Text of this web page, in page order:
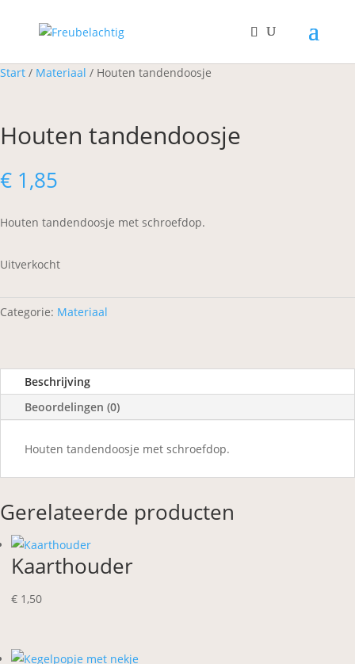
Start / Materiaal / Houten tandendoosje
Houten tandendoosje
€ 1,85
Houten tandendoosje met schroefdop.
Uitverkocht
Categorie: Materiaal
Beschrijving
Beoordelingen (0)
Houten tandendoosje met schroefdop.
Gerelateerde producten
Kaarthouder
€ 1,50